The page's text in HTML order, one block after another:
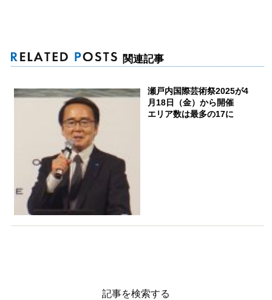
関連記事
瀬戸内国際芸術祭2025が4
月18日（金）から開催
エリア数は最多の17に
記事を検索する